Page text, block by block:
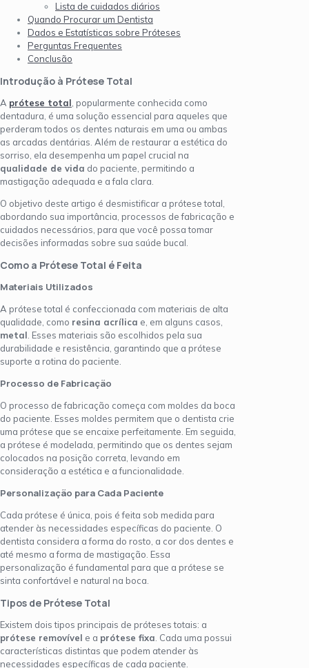
Lista de cuidados diários
Quando Procurar um Dentista
Dados e Estatísticas sobre Próteses
Perguntas Frequentes
Conclusão
Introdução à Prótese Total
A prótese total , popularmente conhecida como
dentadura, é uma solução essencial para aqueles que
perderam todos os dentes naturais em uma ou ambas
as arcadas dentárias. Além de restaurar a estética do
sorriso, ela desempenha um papel crucial na
qualidade de vida do paciente, permitindo a
mastigação adequada e a fala clara.
O objetivo deste artigo é desmistificar a prótese total,
abordando sua importância, processos de fabricação e
cuidados necessários, para que você possa tomar
decisões informadas sobre sua saúde bucal.
Como a Prótese Total é Feita
Materiais Utilizados
A prótese total é confeccionada com materiais de alta
qualidade, como resina acrílica e, em alguns casos,
metal . Esses materiais são escolhidos pela sua
durabilidade e resistência, garantindo que a prótese
suporte a rotina do paciente.
Processo de Fabricação
O processo de fabricação começa com moldes da boca
do paciente. Esses moldes permitem que o dentista crie
uma prótese que se encaixe perfeitamente. Em seguida,
a prótese é modelada, permitindo que os dentes sejam
colocados na posição correta, levando em
consideração a estética e a funcionalidade.
Personalização para Cada Paciente
Cada prótese é única, pois é feita sob medida para
atender às necessidades específicas do paciente. O
dentista considera a forma do rosto, a cor dos dentes e
até mesmo a forma de mastigação. Essa
personalização é fundamental para que a prótese se
sinta confortável e natural na boca.
Tipos de Prótese Total
Existem dois tipos principais de próteses totais: a
prótese removível e a prótese fixa . Cada uma possui
características distintas que podem atender às
necessidades específicas de cada paciente.